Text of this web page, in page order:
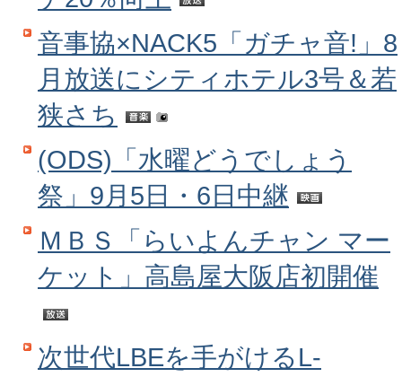
音事協×NACK5「ガチャ音!」8
月放送にシティホテル3号＆若
狭さち
(ODS)「水曜どうでしょう
祭」9月5日・6日中継
ＭＢＳ「らいよんチャン マー
ケット」高島屋大阪店初開催
次世代LBEを手がけるL-